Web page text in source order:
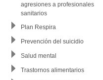
agresiones a profesionales
sanitarios
Plan Respira
Prevención del suicidio
Salud mental
Trastornos alimentarios